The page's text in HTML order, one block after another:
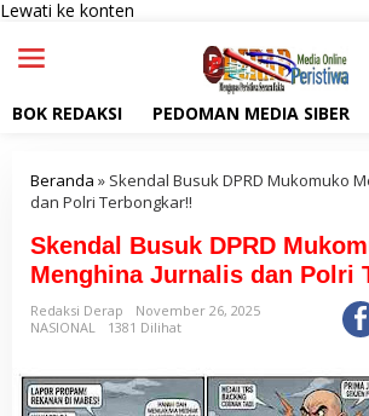
Lewati ke konten
BOK REDAKSI PEDOMAN MEDIA SIBER
Beranda » Skendal Busuk DPRD Mukomuko
dan Polri Terbongkar!!
Skendal Busuk DPRD
Menghina Jurnalis dan Polri
Redaksi Derap
November 26, 2025
NASIONAL
1381 Dilihat